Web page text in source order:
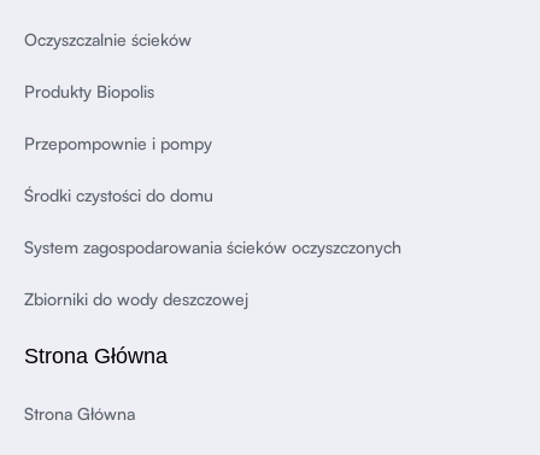
Oczyszczalnie ścieków
Produkty Biopolis
Przepompownie i pompy
Środki czystości do domu
System zagospodarowania ścieków oczyszczonych
Zbiorniki do wody deszczowej
Strona Główna
Strona Główna